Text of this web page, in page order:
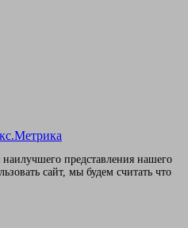
наилучшего представления нашего
сайт, мы будем считать что